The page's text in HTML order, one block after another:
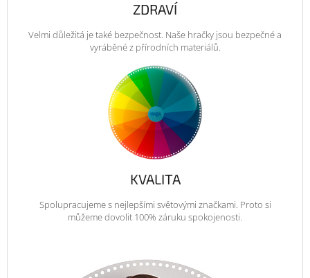
ZDRAVÍ
Velmi důležitá je také bezpečnost. Naše hračky jsou bezpečné a
vyráběné z přírodních materiálů.
KVALITA
Spolupracujeme s nejlepšími světovými značkami. Proto si
můžeme dovolit 100% záruku spokojenosti.